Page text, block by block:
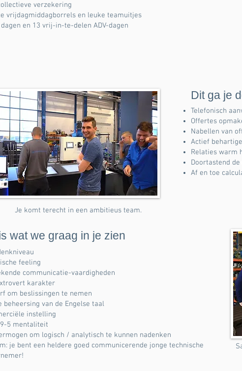
verzekering
vrijdagmiddagborrels en leuke teamuitjes
en 13 vrij-in-te-delen ADV-dagen
Je komt terecht in een ambitieus team.
Dit ga je
Telefonisch
Offertes
Nabellen van
Actief
Relaties warm
Doortastend
Af en toe
wat we graag in je zien
feeling
communicatie-vaardigheden
karakter
om beslissingen te nemen
beheersing van de Engelse taal
instelling
9-5 mentaliteit
om logisch / analytisch te kunnen nadenken
je bent een heldere goed communicerende jonge technische